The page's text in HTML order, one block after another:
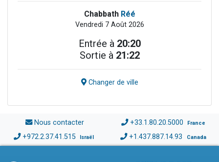
Chabbath Réé
Vendredi 7 Août 2026
Entrée à 20:20
Sortie à 21:22
Changer de ville
Nous contacter +33.1.80.20.5000 France
+972.2.37.41.515 Israël +1.437.887.14.93 Canada